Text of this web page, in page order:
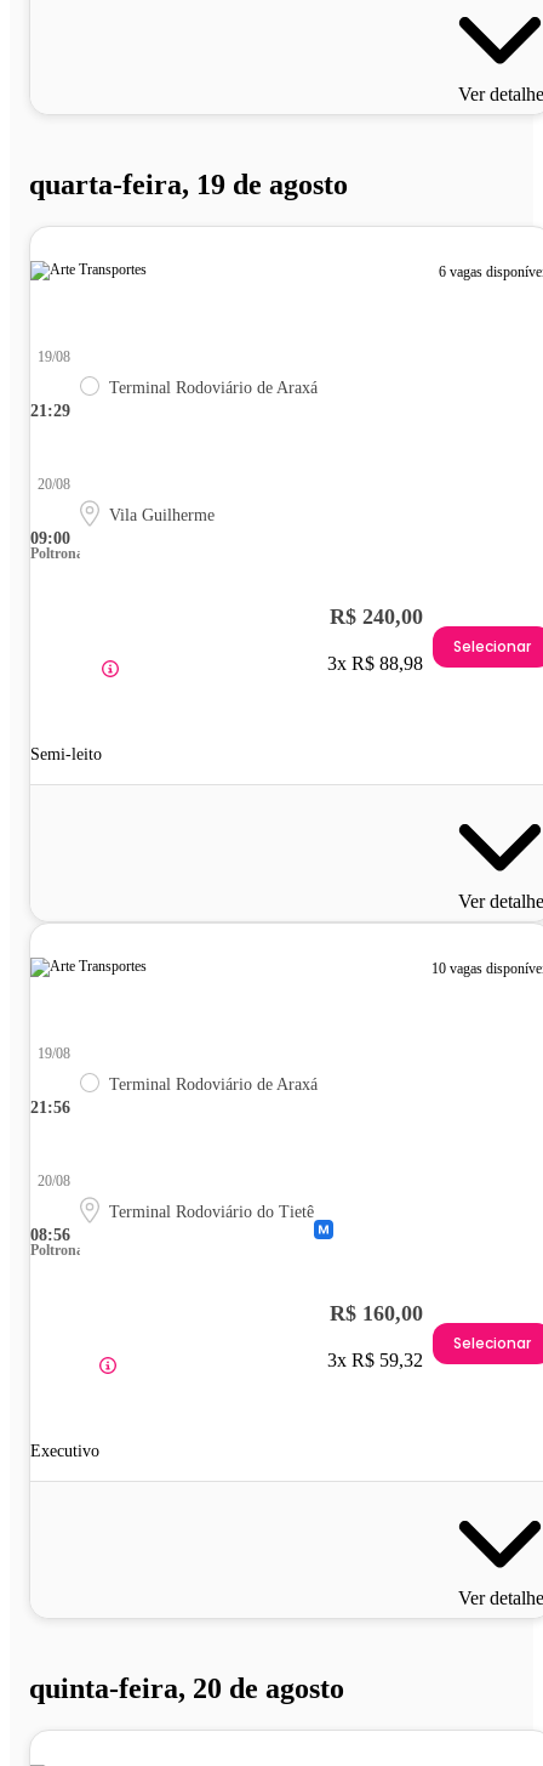
Ver
quarta-feira, 19 de agosto
6 vagas
21:29
19/08
Terminal Rodoviário de Araxá
09:00
20/08
Vila Guilherme
Poltrona
Semi-leito
R$ 240,00
3x R$ 88,98
Selecionar
Ver
10 vagas
21:56
19/08
Terminal Rodoviário de Araxá
08:56
20/08
Terminal Rodoviário do Tietê
Poltrona
Executivo
R$ 160,00
3x R$ 59,32
Selecionar
Ver
quinta-feira, 20 de agosto